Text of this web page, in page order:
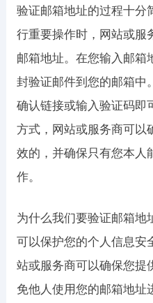
验证邮箱地址的过程十分
行重要操作时，网站或服
邮箱地址。在您输入邮箱
封验证邮件到您的邮箱中
确认链接或输入验证码即
方式，网站或服务商可以
效的，并确保只有您本人
作。
为什么我们要验证邮箱地
可以保护您的个人信息安
站或服务商可以确保您提
免他人使用您的邮箱地址